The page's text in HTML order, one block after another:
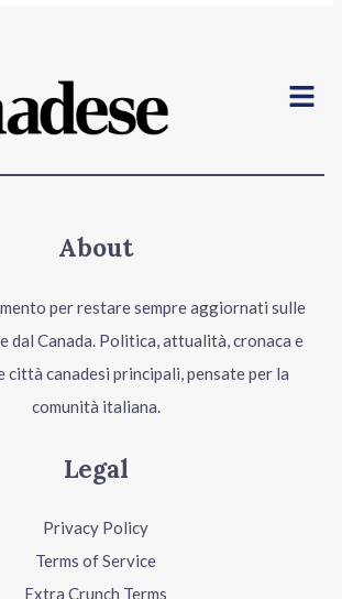
Menu
About
per restare sempre aggiornati sulle
dal Canada. Politica, attualità, cronaca e
città canadesi principali, pensate per la
comunità italiana.
Legal
Privacy Policy
Terms of Service
Extra Crunch Terms